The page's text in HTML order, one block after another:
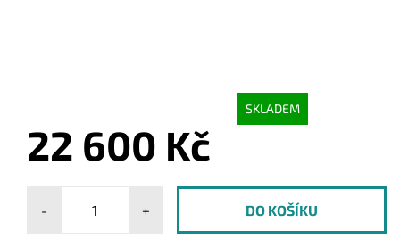
SKLADEM
22 600 Kč
- +